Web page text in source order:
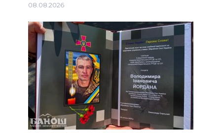
08.08.2026